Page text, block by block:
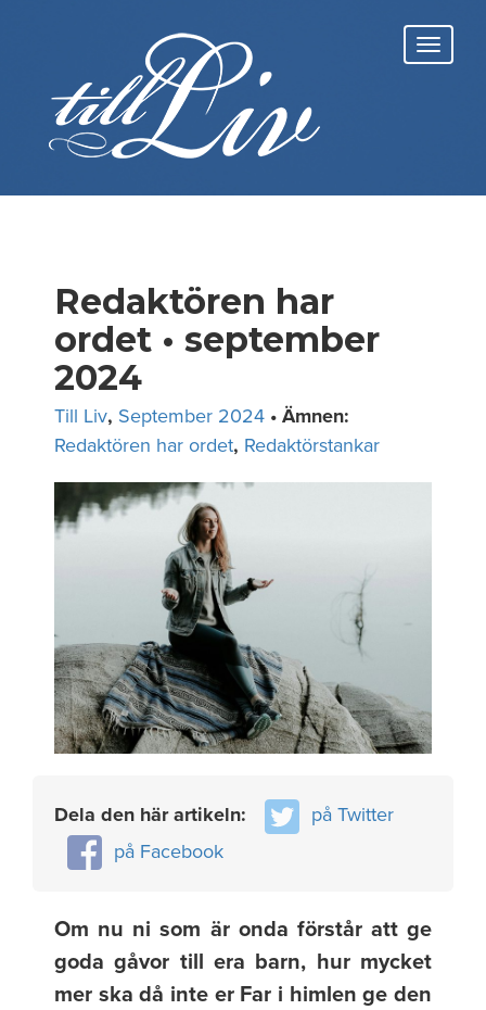
Redaktören har
ordet • september
2024
Till Liv, September 2024 • Ämnen:
Redaktören har ordet, Redaktörstankar
Dela den här artikeln:
på Twitter
på Facebook
Om nu ni som är onda förstår att ge
goda gåvor till era barn, hur mycket
mer ska då inte er Far i himlen ge den